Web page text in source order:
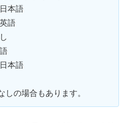
本語
語
本語
の場合もあります。